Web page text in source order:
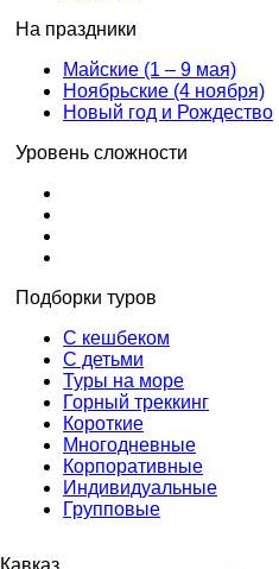
На праздники
Майские (1 – 9 мая)
Ноябрьские (4 ноября)
Новый год и Рождество
Уровень сложности
Подборки туров
С кешбеком
С детьми
Туры на море
Горный треккинг
Короткие
Многодневные
Корпоративные
Индивидуальные
Групповые
Кавказ